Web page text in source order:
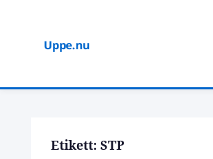
Uppe.nu
Etikett: STP